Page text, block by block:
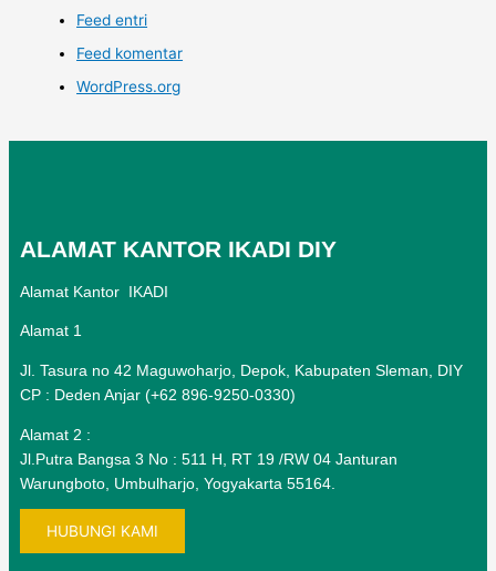
Feed entri
Feed komentar
WordPress.org
ALAMAT KANTOR IKADI DIY
Alamat Kantor IKADI
Alamat 1
Jl. Tasura no 42 Maguwoharjo, Depok, Kabupaten Sleman, DIY
CP : Deden Anjar (+62 896-9250-0330)
Alamat 2 :
Jl.Putra Bangsa 3 No : 511 H, RT 19 /RW 04 Janturan
Warungboto, Umbulharjo, Yogyakarta 55164.
HUBUNGI KAMI